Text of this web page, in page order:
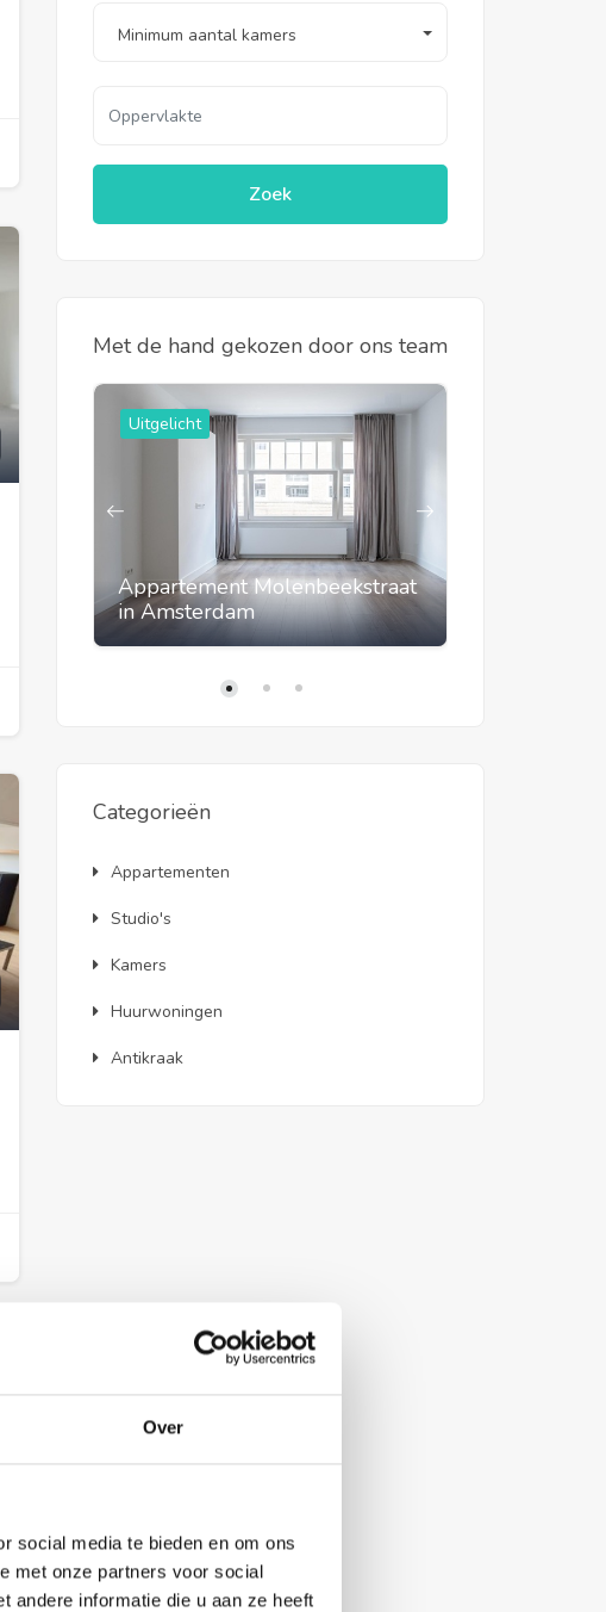
Over
social media te bieden en om ons
met onze partners voor social
andere informatie die u aan ze heeft
Minimum aantal kamers
Zoek
Met de hand gekozen door ons team
Uitgelicht
Appartement Molenbeekstraat
in Amsterdam
Categorieën
Appartementen
Studio's
Kamers
Huurwoningen
Antikraak